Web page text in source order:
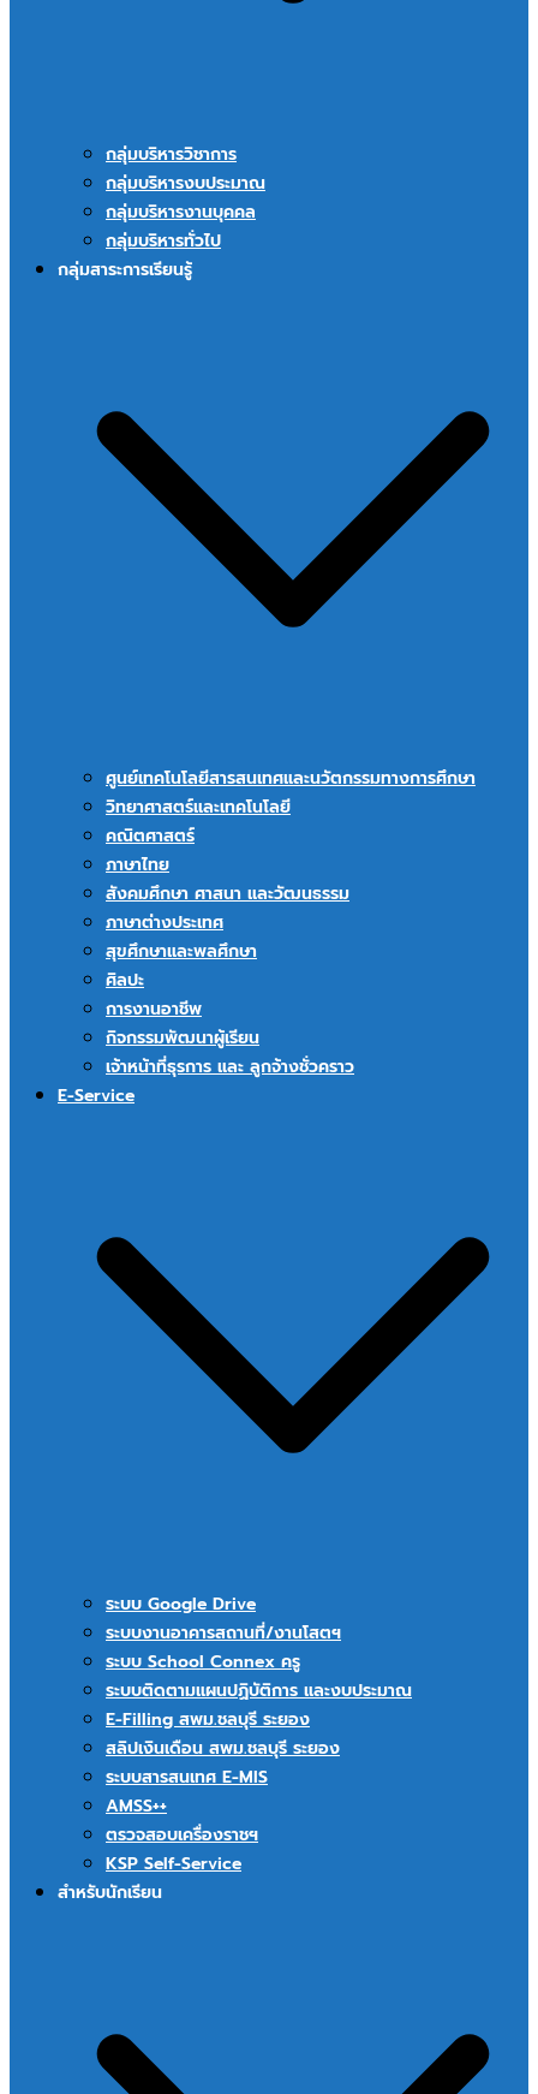
กลุ่มบริหารวิชาการ
กลุ่มบริหารงบประมาณ
กลุ่มบริหารงานบุคคล
กลุ่มบริหารทั่วไป
กลุ่มสาระการเรียนรู้
ศูนย์เทคโนโลยีสารสนเทศและนวัตกรรมทางการศึกษา
วิทยาศาสตร์และเทคโนโลยี
คณิตศาสตร์
ภาษาไทย
สังคมศึกษา ศาสนา และวัฒนธรรม
ภาษาต่างประเทศ
สุขศึกษาและพลศึกษา
ศิลปะ
การงานอาชีพ
กิจกรรมพัฒนาผู้เรียน
เจ้าหน้าที่ธุรการ และ ลูกจ้างชั่วคราว
E-Service
ระบบ Google Drive
ระบบงานอาคารสถานที่/งานโสตฯ
ระบบ School Connex ครู
ระบบติดตามแผนปฏิบัติการ และงบประมาณ
E-Filling สพม.ชลบุรี ระยอง
สลิปเงินเดือน สพม.ชลบุรี ระยอง
ระบบสารสนเทศ E-MIS
AMSS++
ตรวจสอบเครื่องราชฯ
KSP Self-Service
สำหรับนักเรียน